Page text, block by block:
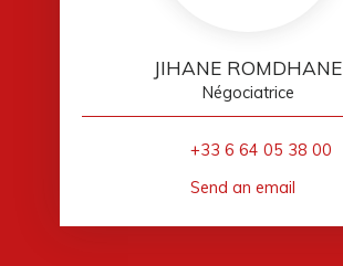
JIHANE ROMDHANE
Négociatrice
+33 6 64 05 38 00
Send an email